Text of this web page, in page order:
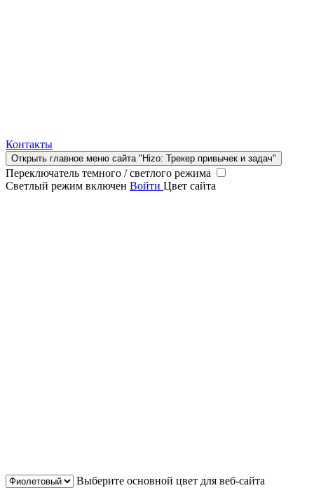
Контакты
Открыть главное меню сайта "Hizo: Трекер привычек и задач"
Переключатель темного / светлого режима
Светлый режим включен Войти Цвет сайта
Выберите основной цвет для веб-сайта